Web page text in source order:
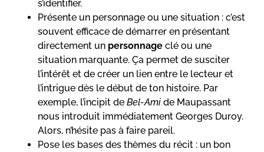
s’identifier.
Présente un personnage ou une situation : c’est
souvent efficace de démarrer en présentant
directement un personnage clé ou une
situation marquante. Ça permet de susciter
l’intérêt et de créer un lien entre le lecteur et
l’intrigue dès le début de ton histoire. Par
exemple, l’incipit de Bel-Ami de Maupassant
nous introduit immédiatement Georges Duroy.
Alors, n’hésite pas à faire pareil.
Pose les bases des thèmes du récit : un bon